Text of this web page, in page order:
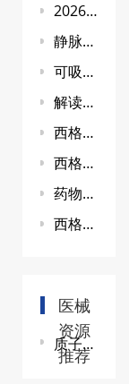
2026新版药物临床试验质量管理规范（GCP）深度解读(一)
静脉曲张封闭胶临床试验技术研讨会
可吸收镁口腔膜临床试验技术研讨会
解读巨子生物全球首款重组I型α1亚型胶原蛋白溶液审评报告(上):是填充再生，还是水光？
西格玛医学助力创新器械“ECMO整机系统” 进入绿色审批
西格玛医学与您相约第十届中国研究型医院学会胰腺疾病专委会
药物临床试验质量管理规范（2026年修订）全文解读(一)
西格玛医学助力创新医疗器械“生物型接骨空心螺钉” 进入特别审查程序通过创新审批
医械
资源
推荐
质子/碳离子治疗系统技术审查指导原则